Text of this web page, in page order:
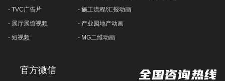
- TVC广告片
- 展厅展馆视频
- 短视频
- 施工流程/汇报动画
- 产业园地产动画
- MG二维动画
官方微信 全国咨询热线